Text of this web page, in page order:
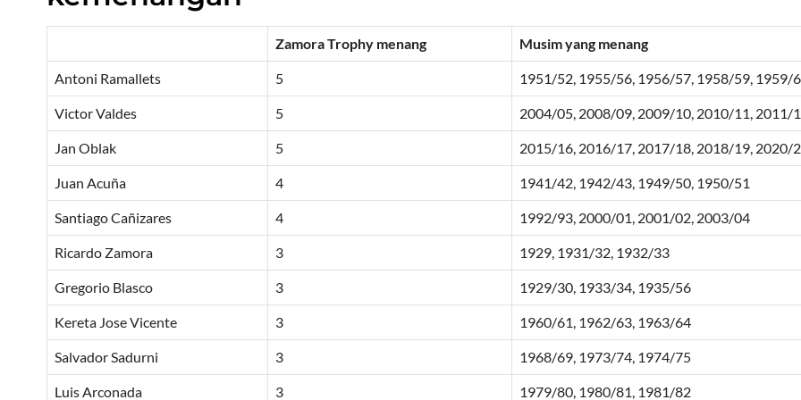
Zamora Trophy menang Musim yang menang
Antoni Ramallets 5 1951/52, 1955/56, 1956/57, 1958/59, 1959/
Victor Valdes 5 2004/05, 2008/09, 2009/10, 2010/11, 2011/
Jan Oblak 5 2015/16, 2016/17, 2017/18, 2018/19, 2020/
Juan Acuña 4 1941/42, 1942/43, 1949/50, 1950/51
Santiago Cañizares 4 1992/93, 2000/01, 2001/02, 2003/04
Ricardo Zamora 3 1929, 1931/32, 1932/33
Gregorio Blasco 3 1929/30, 1933/34, 1935/56
Kereta Jose Vicente 3 1960/61, 1962/63, 1963/64
Salvador Sadurni 3 1968/69, 1973/74, 1974/75
Luis Arconada 3 1979/80, 1980/81, 1981/82